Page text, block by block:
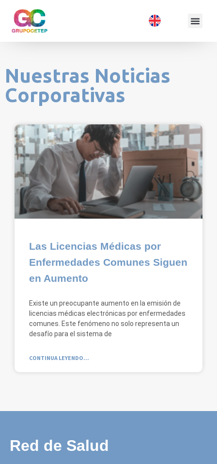
Nuestras Noticias
Corporativas
Las Licencias Médicas por
Enfermedades Comunes Siguen
en Aumento
Existe un preocupante aumento en la emisión de
licencias médicas electrónicas por enfermedades
comunes. Este fenómeno no solo representa un
desafío para el sistema de
CONTINUA LEYENDO...
Red de Salud